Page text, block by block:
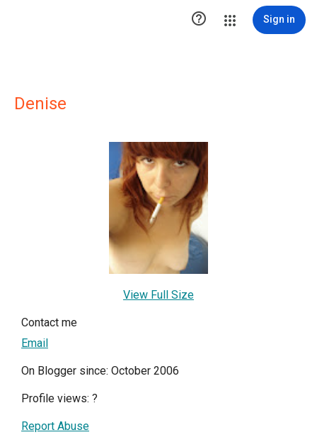
 Sign in
Denise
View Full Size
Contact me
Email
On Blogger since: October 2006
Profile views: ?
Report Abuse